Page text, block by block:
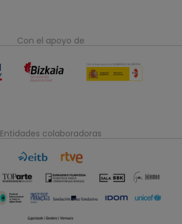
Con el apoyo de
Entidades colaboradoras